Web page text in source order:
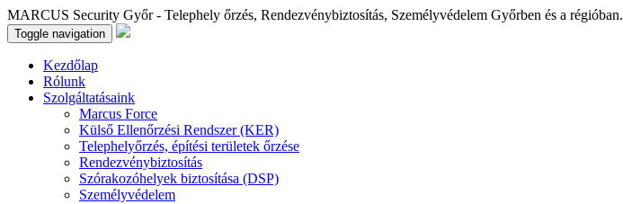
MARCUS Security Győr - Telephely őrzés, Rendezvénybiztosítás, Személyvédelem Győrben és a régióban.
Toggle navigation
Kezdőlap
Rólunk
Szolgáltatásaink
Marcus Force
Külső Ellenőrzési Rendszer (KER)
Telephelyőrzés, építési területek őrzése
Rendezvénybiztosítás
Szórakozóhelyek biztosítása (DSP)
Személyvédelem